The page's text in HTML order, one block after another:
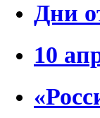
Дни
10